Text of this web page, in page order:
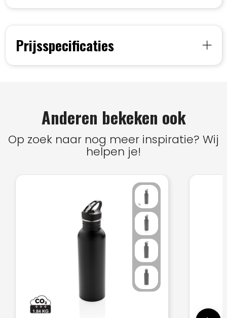
Prijsspecificaties
Anderen bekeken ook
Op zoek naar nog meer inspiratie? Wij
helpen je!